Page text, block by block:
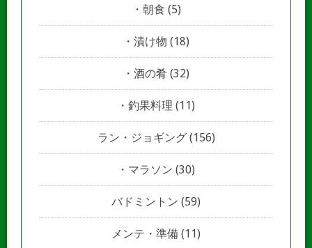
朝食 (5)
漬け物 (18)
酒の肴 (32)
釣果料理 (11)
ラン・ジョギング(156)
マラソン (30)
バドミントン (59)
メンテ・準備 (11)